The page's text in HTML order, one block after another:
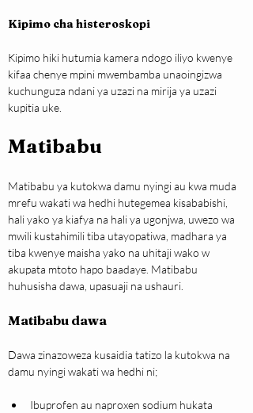
Kipimo cha histeroskopi
Kipimo hiki hutumia kamera ndogo iliyo kwenye
kifaa chenye mpini mwembamba unaoingizwa
kuchunguza ndani ya uzazi na mirija ya uzazi
kupitia uke.
Matibabu
Matibabu ya kutokwa damu nyingi au kwa muda
mrefu wakati wa hedhi hutegemea kisababishi,
hali yako ya kiafya na hali ya ugonjwa, uwezo wa
mwili kustahimili tiba utayopatiwa, madhara ya
tiba kwenye maisha yako na uhitaji wako w
akupata mtoto hapo baadaye. Matibabu
huhusisha dawa, upasuaji na ushauri.
Matibabu dawa
Dawa zinazoweza kusaidia tatizo la kutokwa na
damu nyingi wakati wa hedhi ni;
Ibuprofen au naproxen sodium hukata